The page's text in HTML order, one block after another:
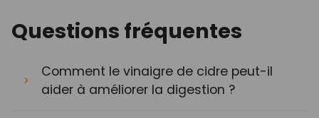
Questions fréquentes
Comment le vinaigre de cidre peut-il
aider à améliorer la digestion ?